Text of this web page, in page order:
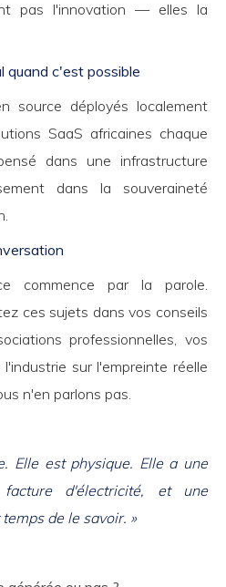
pas l'innovation — elles la
quand c'est possible
source déployés localement
SaaS africaines chaque
dans une infrastructure
dans la souveraineté
commence par la parole.
ces sujets dans vos conseils
professionnelles, vos
sur l'empreinte réelle
n'en parlons pas.
Elle est physique. Elle a une
d'électricité, et une
de le savoir. »